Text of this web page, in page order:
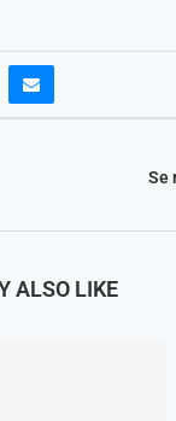
Se
ALSO LIKE